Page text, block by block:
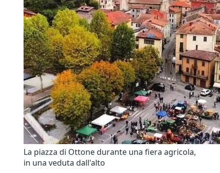
La piazza di Ottone durante una fiera agricola,
in una veduta dall'alto